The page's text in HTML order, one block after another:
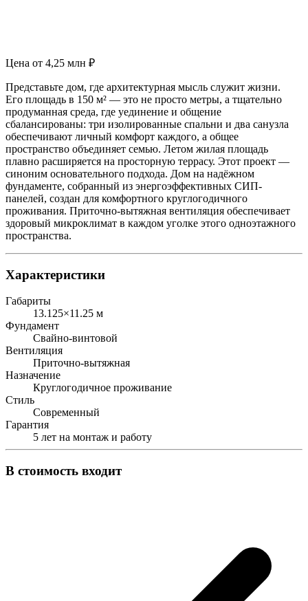
Цена от 4,25 млн ₽
Представьте дом, где архитектурная мысль служит жизни.
Его площадь в 150 м² — это не просто метры, а тщательно
продуманная среда, где уединение и общение
сбалансированы: три изолированные спальни и два санузла
обеспечивают личный комфорт каждого, а общее
пространство объединяет семью. Летом жилая площадь
плавно расширяется на просторную террасу. Этот проект —
синоним основательного подхода. Дом на надёжном
фундаменте, собранный из энергоэффективных СИП-
панелей, создан для комфортного круглогодичного
проживания. Приточно-вытяжная вентиляция обеспечивает
здоровый микроклимат в каждом уголке этого одноэтажного
пространства.
Характеристики
Габариты
13.125×11.25 м
Фундамент
Свайно-винтовой
Вентиляция
Приточно-вытяжная
Назначение
Круглогодичное проживание
Стиль
Современный
Гарантия
5 лет на монтаж и работу
В стоимость входит